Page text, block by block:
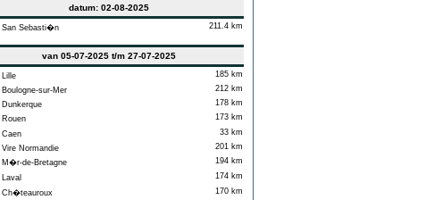
datum: 02-08-2025
San Sebasti�n 211.4 km
van 05-07-2025 t/m 27-07-2025
Lille
185 km
Boulogne-sur-Mer
212 km
Dunkerque
178 km
Rouen
173 km
Caen
33 km
Vire Normandie
201 km
M�r-de-Bretagne
194 km
Laval
174 km
Ch�teauroux
170 km